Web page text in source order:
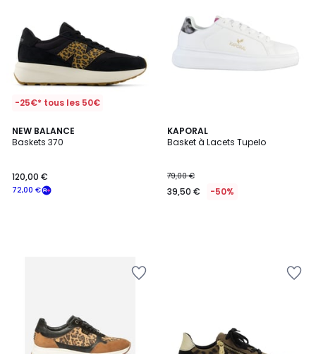
-25€* tous les 50€
NEW BALANCE
Baskets 370
72,00 €
120,00 €
KAPORAL
Basket à Lacets Tupelo
79,00 €
39,50 € -50%